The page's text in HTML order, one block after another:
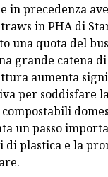
in precedenza
in PHA di
una quota del
grande catena
aumenta
per soddisfare
un passo
plastica e la